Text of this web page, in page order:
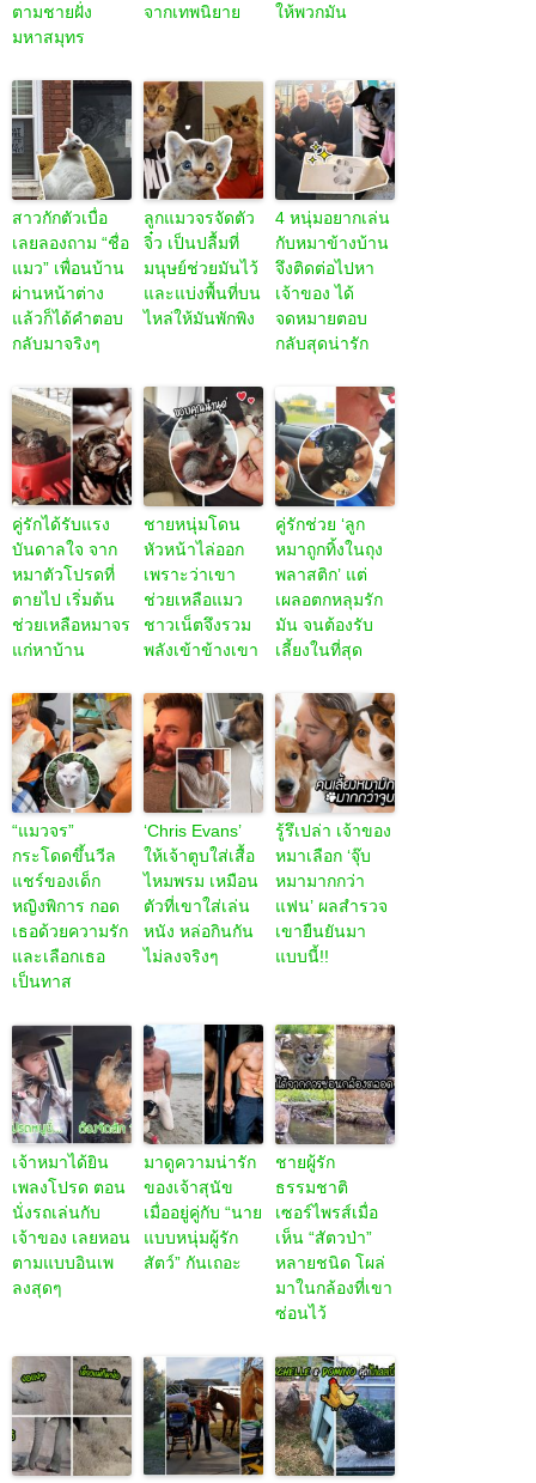
ตามชายฝั่ง
มหาสมุทร
จากเทพนิยาย
ให้พวกมัน
สาวกักตัวเบื่อ
เลยลองถาม “ชื่อ
แมว” เพื่อนบ้าน
ผ่านหน้าต่าง
แล้วก็ได้คำตอบ
กลับมาจริงๆ
ลูกแมวจรจัดตัว
จิ๋ว เป็นปลื้มที่
มนุษย์ช่วยมันไว้
และแบ่งพื้นที่บน
ไหล่ให้มันพักพิง
4 หนุ่มอยากเล่น
กับหมาข้างบ้าน
จึงติดต่อไปหา
เจ้าของ ได้
จดหมายตอบ
กลับสุดน่ารัก
คู่รักได้รับแรง
บันดาลใจ จาก
หมาตัวโปรดที่
ตายไป เริ่มต้น
ช่วยเหลือหมาจร
แก่หาบ้าน
ชายหนุ่มโดน
หัวหน้าไล่ออก
เพราะว่าเขา
ช่วยเหลือแมว
ชาวเน็ตจึงรวม
พลังเข้าข้างเขา
คู่รักช่วย ‘ลูก
หมาถูกทิ้งในถุง
พลาสติก’ แต่
เผลอตกหลุมรัก
มัน จนต้องรับ
เลี้ยงในที่สุด
“แมวจร”
กระโดดขึ้นวีล
แชร์ของเด็ก
หญิงพิการ กอด
เธอด้วยความรัก
และเลือกเธอ
เป็นทาส
‘Chris Evans’
ให้เจ้าตูบใส่เสื้อ
ไหมพรม เหมือน
ตัวที่เขาใส่เล่น
หนัง หล่อกินกัน
ไม่ลงจริงๆ
รู้รึเปล่า เจ้าของ
หมาเลือก ‘จุ๊บ
หมามากกว่า
แฟน’ ผลสำรวจ
เขายืนยันมา
แบบนี้!!
เจ้าหมาได้ยิน
เพลงโปรด ตอน
นั่งรถเล่นกับ
เจ้าของ เลยหอน
ตามแบบอินเพ
ลงสุดๆ
มาดูความน่ารัก
ของเจ้าสุนัข
เมื่ออยู่คู่กับ “นาย
แบบหนุ่มผู้รัก
สัตว์” กันเถอะ
ชายผู้รัก
ธรรมชาติ
เซอร์ไพรส์เมื่อ
เห็น “สัตวป่า”
หลายชนิด โผล่
มาในกล้องที่เขา
ซ่อนไว้